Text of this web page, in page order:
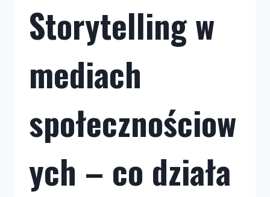
Storytelling w
mediach
społecznościow
ych – co działa